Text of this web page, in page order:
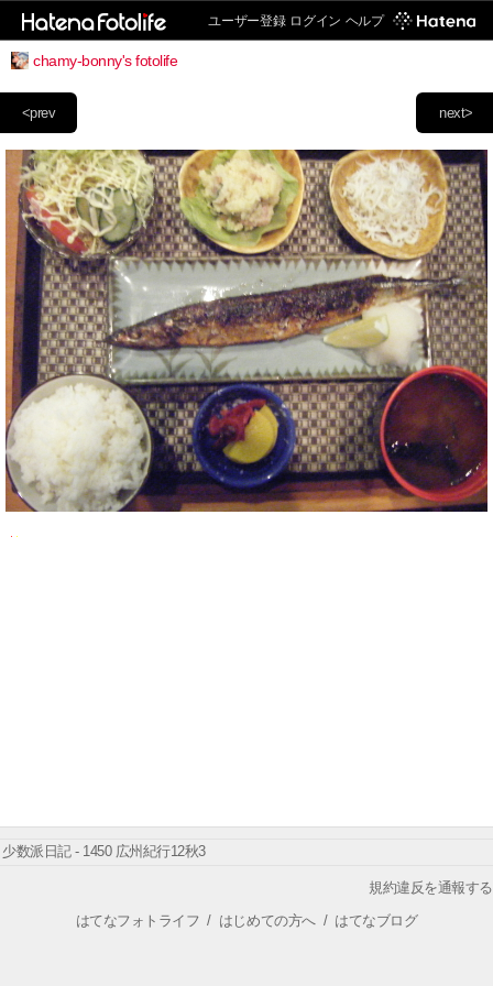
ユーザー登録 ログイン ヘルプ
chamy-bonny's fotolife
next>
<prev
少数派日記 - 1450 広州紀行12秋3
規約違反を通報する
はてなフォトライフ / はじめての方へ/ はてなブログ